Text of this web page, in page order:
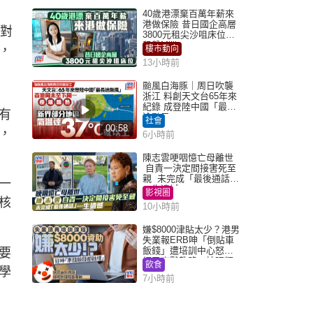
40歲港漂棄百萬年薪來
港做保險 昔日國企高層
3800元租尖沙咀床位｜
租盤Million
樓市動向
13小時前
00:58
颱風白海豚｜周日吹襲
浙江 料創天文台65年來
紀錄 成登陸中國「最長
途颱風」
社會
6小時前
陳志雲哽咽憶亡母離世
自責一決定間接害死至
親 未完成「最後通話」
一生遺憾
影視圈
10小時前
嫌$8000津貼太少？港男
失業報ERB呻「倒貼車
飯錢」遭培訓中心怒轟
網民幽默教路：揀呢類
課程唔會蝕...
飲食
7小時前